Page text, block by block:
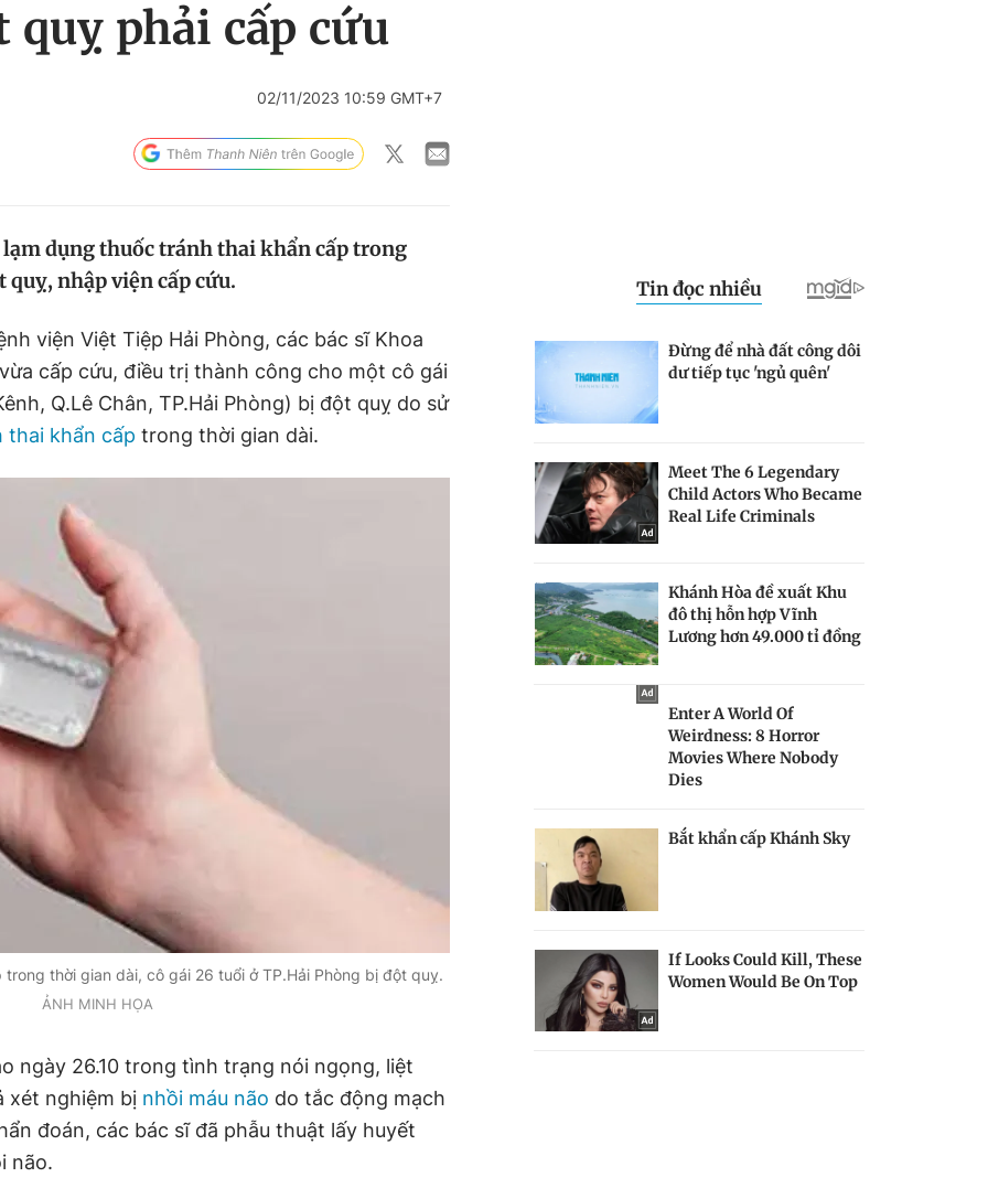
quỵ phải cấp cứu
02/11/2023 10:59 GMT+7
lạm dụng thuốc tránh thai khẩn cấp trong
nhập viện cấp cứu.
viện Việt Tiệp Hải Phòng, các bác sĩ Khoa
cấp cứu, điều trị thành công cho một cô gái
Q.Lê Chân, TP.Hải Phòng) bị đột quỵ do sử
thai khẩn cấp trong thời gian dài.
thời gian dài, cô gái 26 tuổi ở TP.Hải Phòng bị đột quỵ.
ẢNH MINH HỌA
ngày 26.10 trong tình trạng nói ngọng, liệt
xét nghiệm bị nhồi máu não do tắc động mạch
đoán, các bác sĩ đã phẫu thuật lấy huyết
não.